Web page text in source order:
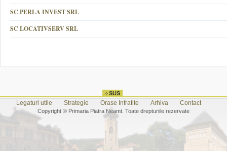
SC PERLA INVEST SRL
SC LOCATIVSERV SRL
Legaturi utile Strategie Orase Infratite Arhiva Contact
Copyright © Primaria Piatra Neamt. Toate drepturiile rezervate